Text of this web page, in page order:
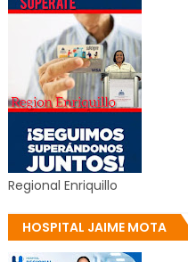
Regional Enriquillo
HOSPITAL JAIME MOTA